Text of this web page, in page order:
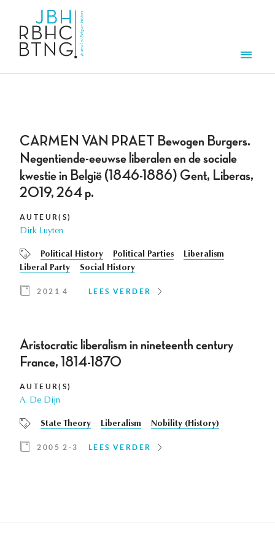
CARMEN VAN PRAET Bewogen Burgers.
Negentiende-eeuwse liberalen en de sociale
kwestie in België (1846-1886) Gent, Liberas,
2019, 264 p.
AUTEUR(S)
Dirk Luyten
Political History Political Parties
Liberalism
Liberal Party
Social History
2021 4 LEES VERDER
Aristocratic liberalism in nineteenth century
France, 1814-1870
AUTEUR(S)
A. De Dijn
State Theory Liberalism Nobility (History)
2005 2-3 LEES VERDER